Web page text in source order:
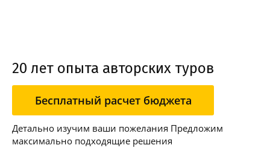
20 лет опыта авторских туров
Бесплатный расчет бюджета
Детально изучим ваши пожелания Предложим
максимально подходящие решения